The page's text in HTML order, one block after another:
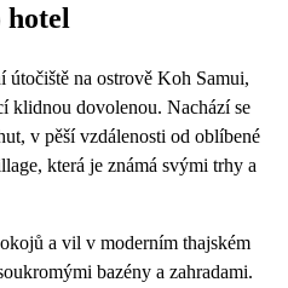
útočiště na ostrově Koh Samui,
klidnou dovolenou. Nachází se
v pěší vzdálenosti od oblíbené
která je známá svými trhy a
a vil v moderním thajském
bazény a zahradami.